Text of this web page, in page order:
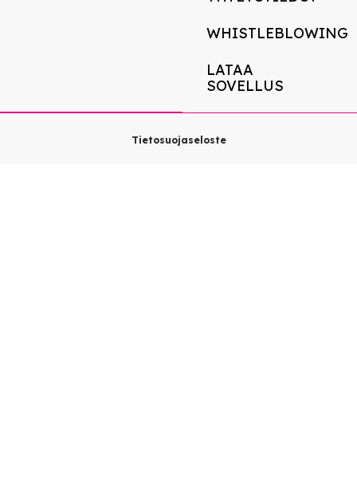
WHISTLEBLOWING
LATAA
SOVELLUS
Tietosuojaseloste